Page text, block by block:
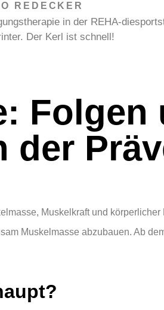
REDECKER
in der REHA-
Der Kerl ist schnell!
Folgen
der
Muskelkraft und körperlicher
Muskelmasse abzubauen. Ab